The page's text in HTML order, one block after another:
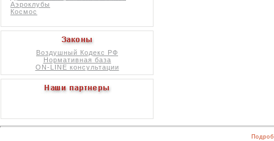
Аэроклубы
Космос
Воздушный Кодекс РФ
Нормативная база
ON-LINE консультации